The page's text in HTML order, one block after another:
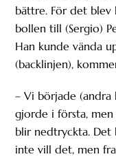
bättre. För det
bollen till (Sergio)
Han kunde vända
(backlinjen),
– Vi började (andra
gjorde i första,
blir nedtryckta. Det
inte vill det, men